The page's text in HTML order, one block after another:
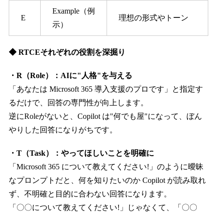
E
Example（例
示）
理想の形式やトーン
◆ RTCEそれぞれの役割を深掘り
・R（Role）：AIに"人格"を与える
「あなたは Microsoft 365 導入支援のプロです」と指定す
るだけで、回答の専門性が向上します。
逆にRoleがないと、Copilot は"何でも屋"になって、ぼん
やりした回答になりがちです。
・T（Task）：やってほしいことを明確に
「Microsoft 365 について教えてください!」のように曖昧
なプロンプトだと、何を知りたいのか Copilot が読み取れ
ず、不明確と目的に合わない回答になります。
「〇〇について教えてください!」じゃなくて、「〇〇